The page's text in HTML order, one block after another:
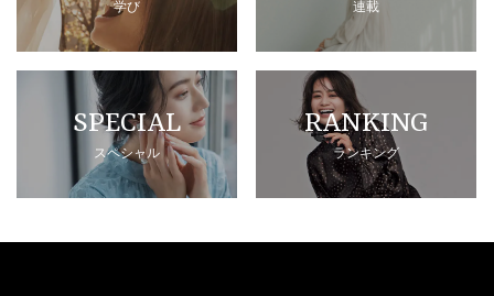
学び 連載
SPECIAL
スペシャル
RANKING
ランキング